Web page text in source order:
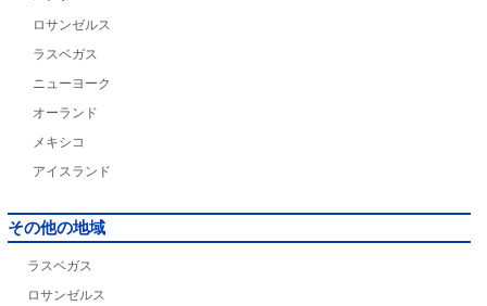
ロサンゼルス
ラスベガス
ニューヨーク
オーランド
メキシコ
アイスランド
その他の地域
ラスベガス
ロサンゼルス